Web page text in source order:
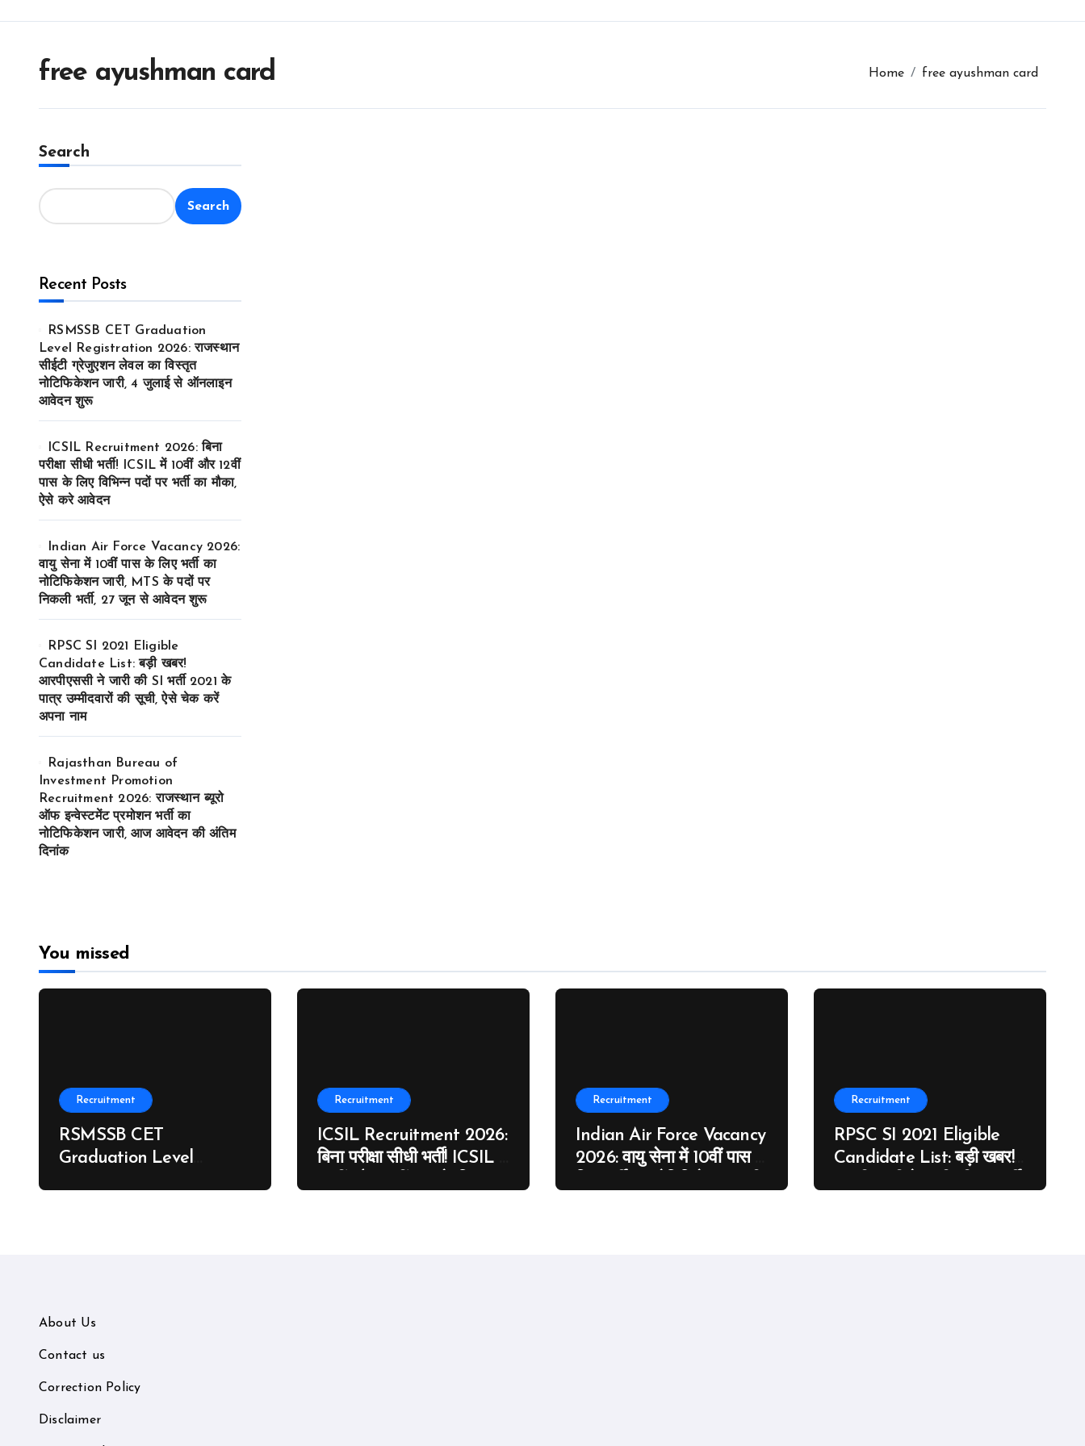
free ayushman card Home free ayushman card
Search
Search
Recent Posts
RSMSSB CET Graduation
Level Registration 2026: राजस्थान
सीईटी ग्रेजुएशन लेवल का विस्तृत
नोटिफिकेशन जारी, 4 जुलाई से ऑनलाइन
आवेदन शुरू
ICSIL Recruitment 2026: बिना
परीक्षा सीधी भर्ती! ICSIL में 10वीं और 12वीं
पास के लिए विभिन्न पदों पर भर्ती का मौका,
ऐसे करे आवेदन
Indian Air Force Vacancy 2026:
वायु सेना में 10वीं पास के लिए भर्ती का
नोटिफिकेशन जारी, MTS के पदों पर
निकली भर्ती, 27 जून से आवेदन शुरू
RPSC SI 2021 Eligible
Candidate List: बड़ी खबर!
आरपीएससी ने जारी की SI भर्ती 2021 के
पात्र उम्मीदवारों की सूची, ऐसे चेक करें
अपना नाम
Rajasthan Bureau of
Investment Promotion
Recruitment 2026: राजस्थान ब्यूरो
ऑफ इन्वेस्टमेंट प्रमोशन भर्ती का
नोटिफिकेशन जारी, आज आवेदन की अंतिम
दिनांक
You missed
Recruitment
RSMSSB CET
Graduation Level
Recruitment
ICSIL Recruitment 2026:
बिना परीक्षा सीधी भर्ती! ICSIL में
Recruitment
Indian Air Force Vacancy
2026: वायु सेना में 10वीं पास के
Recruitment
RPSC SI 2021 Eligible
Candidate List: बड़ी खबर!
About Us
Contact us
Correction Policy
Disclaimer